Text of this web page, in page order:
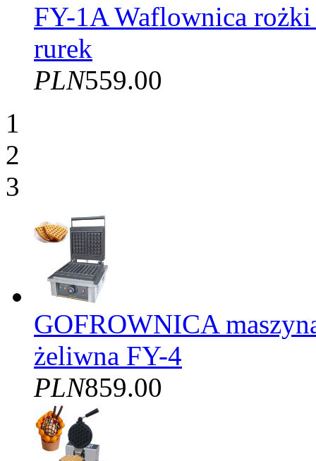
FY-1A Waflownica
rurek
PLN559.00
1
2
3
GOFROWNICA
żeliwna FY-4
PLN859.00